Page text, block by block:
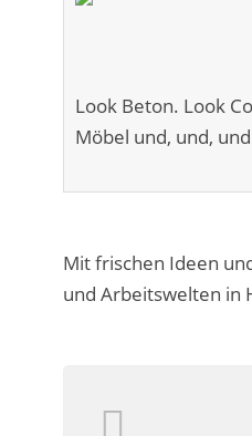
Look Beton. Look
Möbel und, und,
Mit frischen Ideen
und Arbeitswelten in